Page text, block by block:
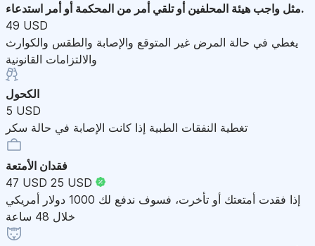
مثل واجب هيئة المحلفين أو تلقي أمر من المحكمة أو أمر استدعاء.
49 USD
يغطي في حالة المرض غير المتوقع والإصابة والطقس والكوارث
والالتزامات القانونية
الكحول
5 USD
تغطية النفقات الطبية إذا كانت الإصابة في حالة سكر
فقدان الأمتعة
47 USD 25 USD
إذا فقدت أمتعتك أو تأخرت، فسوف ندفع لك 1000 دولار أمريكي
خلال 48 ساعة